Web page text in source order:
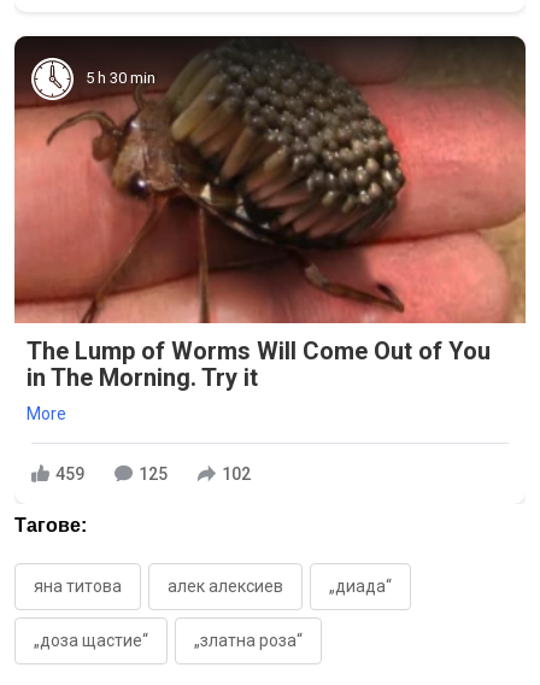
5 h 30 min
The Lump of Worms Will Come Out of You
in The Morning. Try it
More
459 125 102
Тагове:
яна титова алек алексиев „диада“
„доза щастие“ „златна роза“